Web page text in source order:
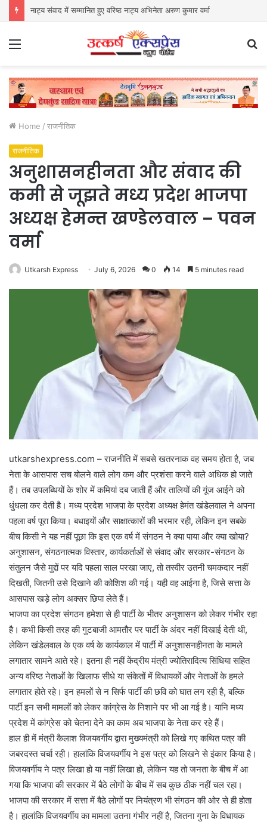
नाट्य संवाद में सम्मानित हुए वरिष्ठ नाट्य अभिनेता अरुण कुमार वर्मा
Home / राजनीतिक
राजनीतिक
अनुशासनहीनता और संवाद की
कमी से जूझते मध्य प्रदेश भाजपा
अध्यक्ष हेमन्त खण्डेलवाल – पवन
वर्मा
Utkarsh Express July 6, 2026 0 14 5 minutes read
utkarshexpress.com – राजनीति में सबसे खतरनाक वह समय होता है, जब
नेता के आसपास सच बोलने वाले लोग कम और प्रशंसा करने वाले अधिक हो जाते
हैं। तब उपलब्धियों के शोर में कमियां दब जाती हैं और तालियों की गूंज आईने को
धुंधला कर देती है। मध्य प्रदेश भाजपा के प्रदेश अध्यक्ष हेमंत खंडेलवाल ने अपना
पहला वर्ष पूरा किया। बधाइयों और साक्षात्कारों की भरमार रही, लेकिन इन सबके
बीच किसी ने यह नहीं पूछा कि इस एक वर्ष में संगठन ने क्या पाया और क्या खोया?
अनुशासन, संगठनात्मक विस्तार, कार्यकर्ताओं से संवाद और सरकार-संगठन के
संतुलन जैसे मुद्दों पर यदि पहला साल परखा जाए, तो तस्वीर उतनी चमकदार नहीं
दिखती, जितनी उसे दिखाने की कोशिश की गई। यही वह आईना है, जिसे सत्ता के
आसपास खड़े लोग अक्सर छिपा लेते हैं।
भाजपा का प्रदेश संगठन हमेशा से ही पार्टी के भीतर अनुशासन को लेकर गंभीर रहा
है। कभी किसी तरह की गुटबाजी आमतौर पर पार्टी के अंदर नहीं दिखाई देती थी,
लेकिन खंडेलवाल के एक वर्ष के कार्यकाल में पार्टी में अनुशासनहीनता के मामले
लगातार सामने आते रहे। इतना ही नहीं केंद्रीय मंत्री ज्योतिरादित्य सिंधिया सहित
अन्य वरिष्ठ नेताओं के खिलाफ सीधे या संकेतों में विधायकों और नेताओं के हमले
लगातार होते रहे। इन हमलों से न सिर्फ पार्टी की छवि को घात लग रही है, बल्कि
पार्टी इन सभी मामलों को लेकर कांग्रेस के निशाने पर भी आ गई है। यानि मध्य
प्रदेश में कांग्रेस को चेतना देने का काम अब भाजपा के नेता कर रहे हैं।
हाल ही में मंत्री कैलाश विजयवर्गीय द्वारा मुख्यमंत्री को लिखे गए कथित पत्र की
जबरदस्त चर्चा रही। हालांकि विजयवर्गीय ने इस पत्र को लिखने से इंकार किया है।
विजयवर्गीय ने पत्र लिखा हो या नहीं लिखा हो, लेकिन यह तो जनता के बीच में आ
गया कि भाजपा की सरकार में बैठे लोगों के बीच में सब कुछ ठीक नहीं चल रहा।
भाजपा की सरकार में सत्ता में बैठे लोगों पर नियंत्रण भी संगठन की ओर से ही होता
है। हालांकि विजयवर्गीय का मामला उतना गंभीर नहीं है, जितना गुना के विधायक